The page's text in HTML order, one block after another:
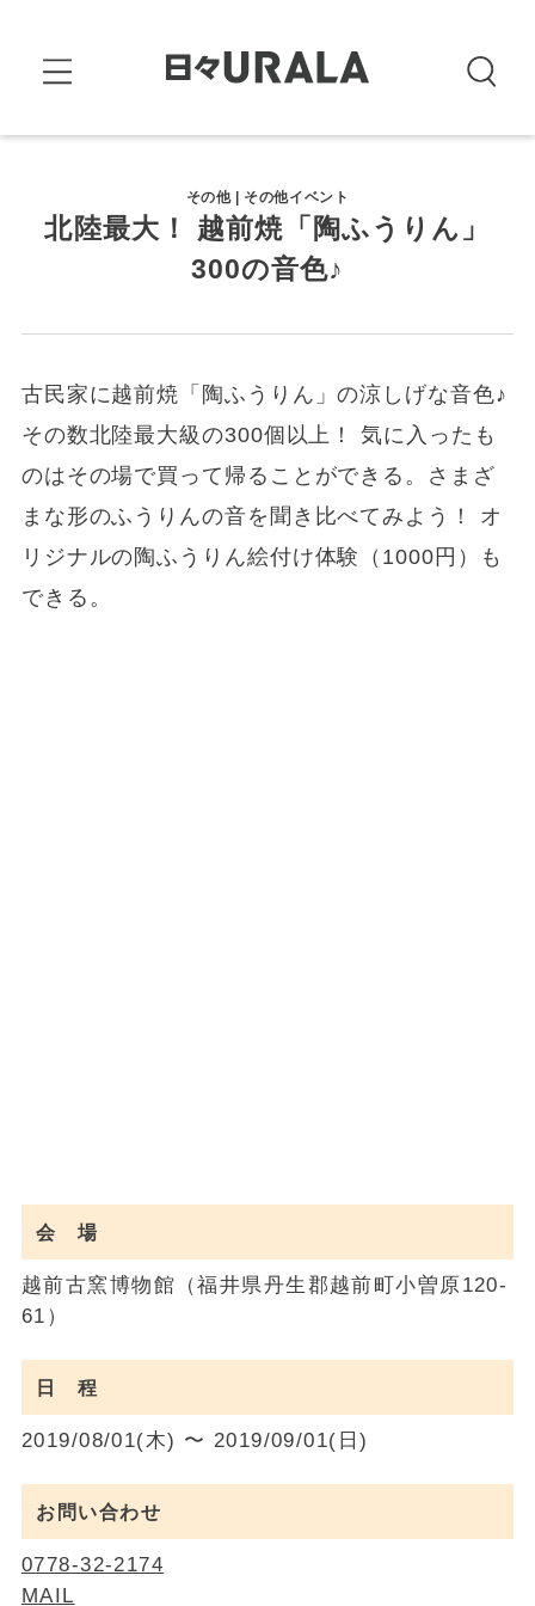
その他 | その他イベント
北陸最大！ 越前焼「陶ふうりん」
300の音色♪
古民家に越前焼「陶ふうりん」の涼しげな音色♪
その数北陸最大級の300個以上！ 気に入ったも
のはその場で買って帰ることができる。さまざ
まな形のふうりんの音を聞き比べてみよう！ オ
リジナルの陶ふうりん絵付け体験（1000円）も
できる。
会 場
越前古窯博物館（福井県丹生郡越前町小曽原120-
61）
日 程
2019/08/01(木) 〜 2019/09/01(日)
お問い合わせ
0778-32-2174
MAIL